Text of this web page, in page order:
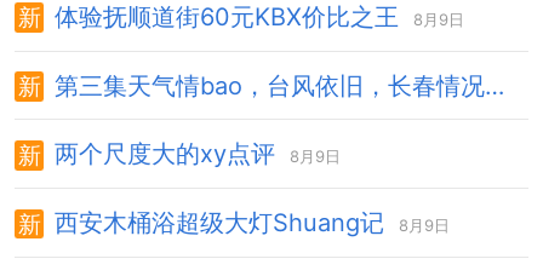
体验抚顺道街60元KBX价比之王 8月9日
第三集天气情bao，台风依旧，长春情况！
两个尺度大的xy点评 8月9日
西安木桶浴超级大灯Shuang记 8月9日